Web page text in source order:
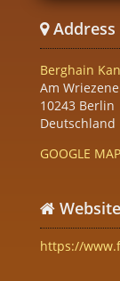
Address
Berghain
Am
10243 Berlin
Deutschland
GOOGLE MAP
Website
https://